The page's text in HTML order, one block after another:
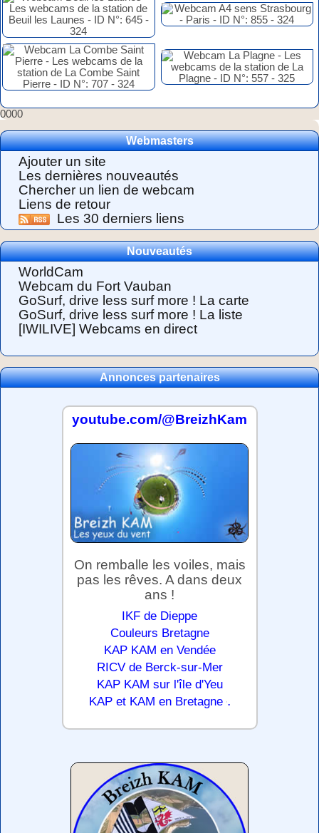
0000
Webmasters
Ajouter un site
Les dernières nouveautés
Chercher un lien de webcam
Liens de retour
Les 30 derniers liens
Nouveautés
WorldCam
Webcam du Fort Vauban
GoSurf, drive less surf more ! La carte
GoSurf, drive less surf more ! La liste
[IWILIVE] Webcams en direct
Annonces partenaires
youtube.com/@BreizhKam
On remballe les voiles, mais
pas les rêves. A dans deux
ans !
IKF de Dieppe
Couleurs Bretagne
KAP KAM en Vendée
RICV de Berck-sur-Mer
KAP KAM sur l'île d'Yeu
KAP et KAM en Bretagne .